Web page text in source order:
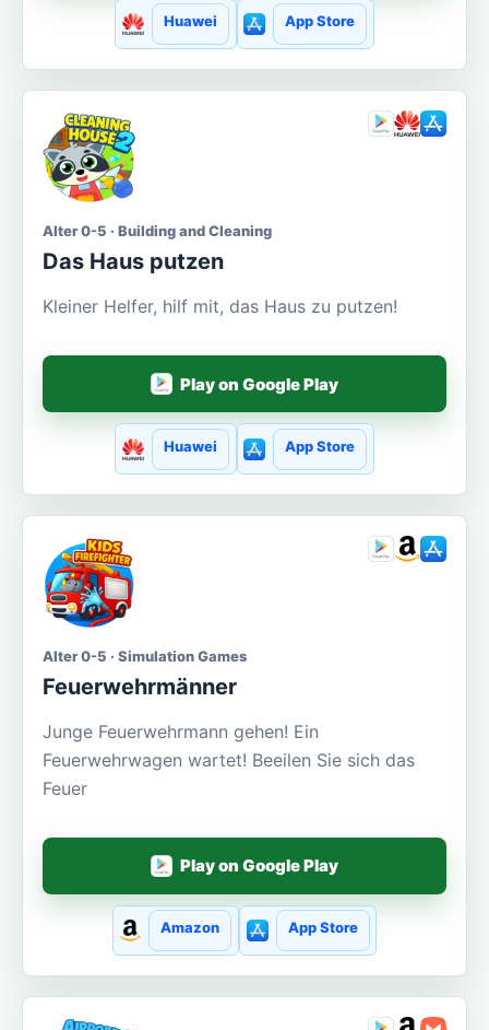
Huawei App Store
Alter 0-5 · Building and Cleaning
Das Haus putzen
Kleiner Helfer, hilf mit, das Haus zu putzen!
Play on Google Play
Huawei App Store
Alter 0-5 · Simulation Games
Feuerwehrmänner
Junge Feuerwehrmann gehen! Ein
Feuerwehrwagen wartet! Beeilen Sie sich das
Feuer
Play on Google Play
Amazon App Store